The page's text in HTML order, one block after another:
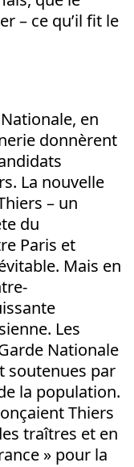
– ce qu’il fit le
en
donnèrent
La nouvelle
– un
du
Paris et
Mais en
Les
Nationale
soutenues par
la population.
Thiers
traîtres et en
» pour la